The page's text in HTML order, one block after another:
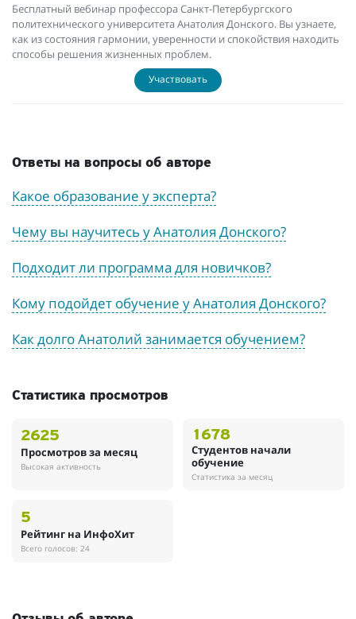
Бесплатный вебинар профессора Санкт-Петербургского
политехнического университета Анатолия Донского. Вы узнаете,
как из состояния гармонии, уверенности и спокойствия находить
способы решения жизненных проблем.
Участвовать
Ответы на вопросы об авторе
Какое образование у эксперта?
Чему вы научитесь у Анатолия Донского?
Подходит ли программа для новичков?
Кому подойдет обучение у Анатолия Донского?
Как долго Анатолий занимается обучением?
Статистика просмотров
2625
Просмотров за месяц
Высокая активность
1678
Студентов начали
обучение
Статистика за месяц
5
Рейтинг на ИнфоХит
Всего голосов: 24